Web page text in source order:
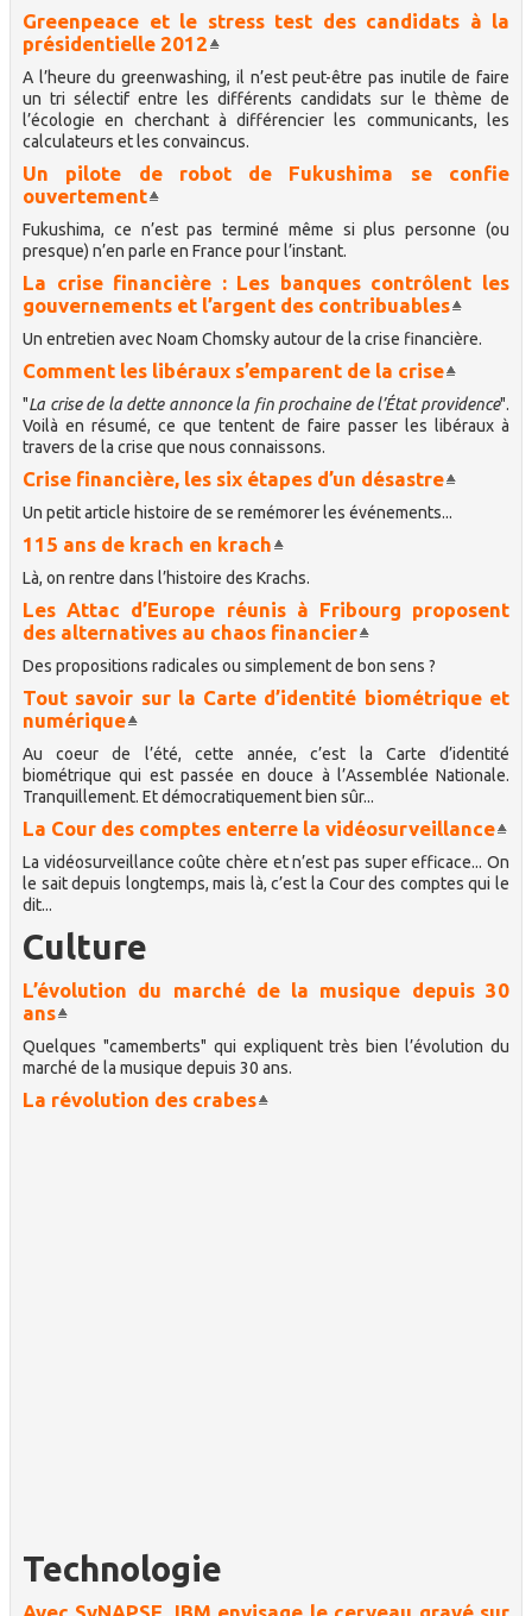
Greenpeace et le stress test des candidats à la
présidentielle 2012
A l’heure du greenwashing, il n’est peut-être pas inutile de faire
un tri sélectif entre les différents candidats sur le thème de
l’écologie en cherchant à différencier les communicants, les
calculateurs et les convaincus.
Un pilote de robot de Fukushima se confie
ouvertement
Fukushima, ce n’est pas terminé même si plus personne (ou
presque) n’en parle en France pour l’instant.
La crise financière : Les banques contrôlent les
gouvernements et l’argent des contribuables
Un entretien avec Noam Chomsky autour de la crise financière.
Comment les libéraux s’emparent de la crise
"La crise de la dette annonce la fin prochaine de l’État providence".
Voilà en résumé, ce que tentent de faire passer les libéraux à
travers de la crise que nous connaissons.
Crise financière, les six étapes d’un désastre
Un petit article histoire de se remémorer les événements...
115 ans de krach en krach
Là, on rentre dans l’histoire des Krachs.
Les Attac d’Europe réunis à Fribourg proposent
des alternatives au chaos financier
Des propositions radicales ou simplement de bon sens ?
Tout savoir sur la Carte d’identité biométrique et
numérique
Au coeur de l’été, cette année, c’est la Carte d’identité
biométrique qui est passée en douce à l’Assemblée Nationale.
Tranquillement. Et démocratiquement bien sûr...
La Cour des comptes enterre la vidéosurveillance
La vidéosurveillance coûte chère et n’est pas super efficace... On
le sait depuis longtemps, mais là, c’est la Cour des comptes qui le
dit...
Culture
L’évolution du marché de la musique depuis 30
ans
Quelques "camemberts" qui expliquent très bien l’évolution du
marché de la musique depuis 30 ans.
La révolution des crabes
Technologie